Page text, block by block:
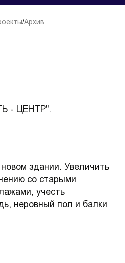
/Архив
- ЦЕНТР".
здании. Увеличить
со старыми
учесть
неровный пол и балки